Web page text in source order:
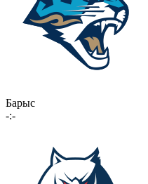
Барыс
-:-